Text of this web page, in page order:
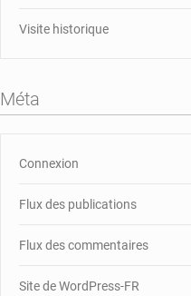
Visite historique
Méta
Connexion
Flux des publications
Flux des commentaires
Site de WordPress-FR